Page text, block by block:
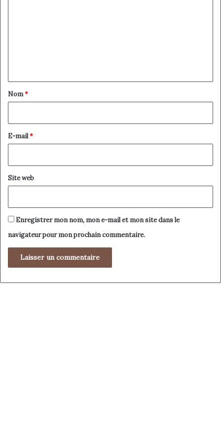
a
e
Nom*
E-mail*
Site web
Enregistrer mon nom, mon e-mail et mon site dans le
navigateur pour mon prochain commentaire.